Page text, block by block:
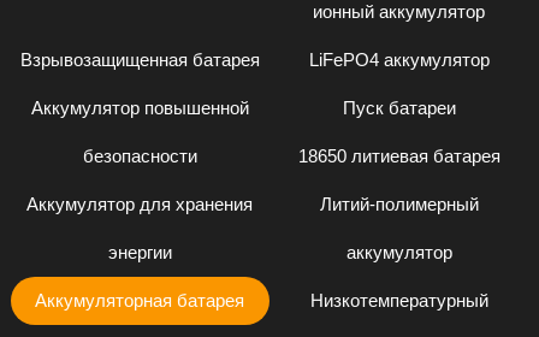
ионный аккумулятор
Взрывозащищенная батарея LiFePO4 аккумулятор
Аккумулятор повышенной
безопасности
Пуск батареи
18650 литиевая батарея
Аккумулятор для хранения
энергии
Литий-полимерный
аккумулятор
Аккумуляторная батарея Низкотемпературный